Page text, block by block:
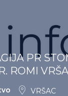
PR
ROMI
VRŠAC